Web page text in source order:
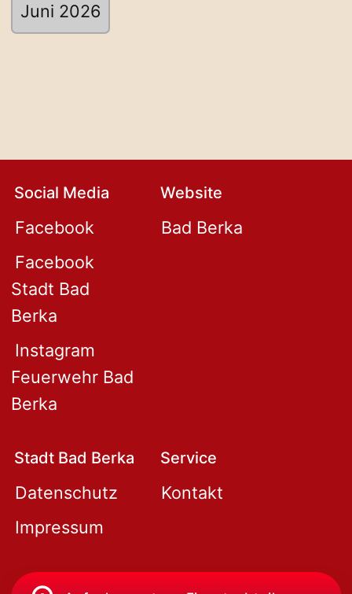
Juni 2026
Social Media
Facebook
Facebook
Stadt Bad
Berka
Instagram
Feuerwehr Bad
Berka
Website
Bad Berka
Stadt Bad Berka
Datenschutz
Impressum
Service
Kontakt